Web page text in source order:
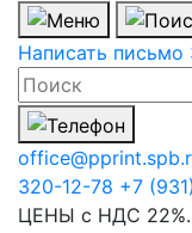
Написать письмо
320-12-78 +7
ЦЕНЫ с НДС 22%.